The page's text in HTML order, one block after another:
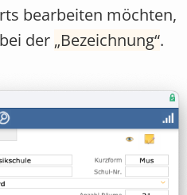
bearbeiten möchten,
der Bezeichnung .